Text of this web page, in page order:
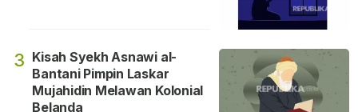
3 Kisah Syekh Asnawi al-
Bantani Pimpin Laskar
Mujahidin Melawan Kolonial
Belanda